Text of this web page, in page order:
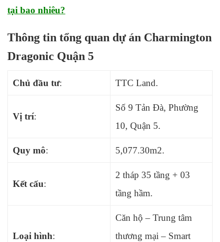
tại bao nhiêu?
Thông tin tổng quan dự án Charmington
Dragonic Quận 5
Chủ đầu tư: TTC Land.
Vị trí:
Số 9 Tản Đà, Phường
10, Quận 5.
Quy mô: 5,077.30m2.
Kết cấu:
2 tháp 35 tầng + 03
tầng hầm.
Loại hình:
Căn hộ – Trung tâm
thương mại – Smart